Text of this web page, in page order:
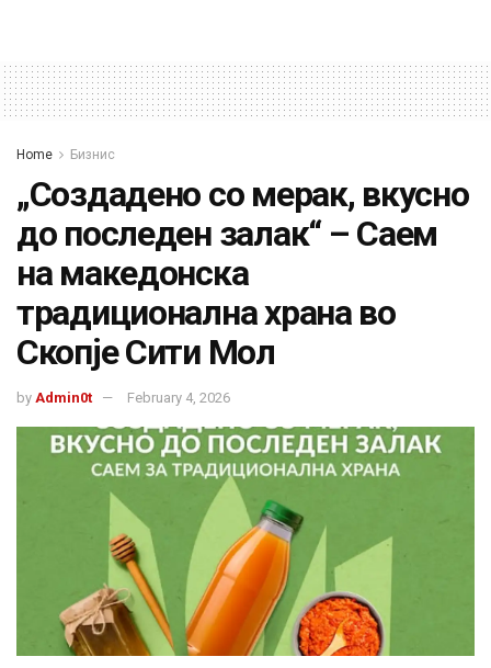
Home Бизнис
„Создадено со мерак, вкусно
до последен залак“ – Саем
на македонска
традиционална храна во
Скопје Сити Мол
by Admin0t February 4, 2026